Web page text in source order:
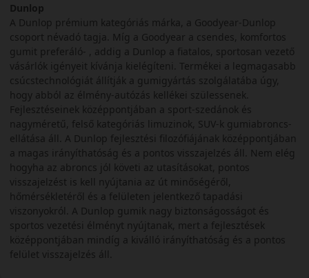
Dunlop
A Dunlop prémium kategóriás márka, a Goodyear-Dunlop
csoport névadó tagja. Míg a Goodyear a csendes, komfortos
gumit preferáló- , addig a Dunlop a fiatalos, sportosan vezető
vásárlók igényeit kívánja kielégíteni. Termékei a legmagasabb
csúcstechnológiát állítják a gumigyártás szolgálatába úgy,
hogy abból az élmény-autózás kellékei szülessenek.
Fejlesztéseinek középpontjában a sport-szedánok és
nagyméretű, felső kategóriás limuzinok, SUV-k gumiabroncs-
ellátása áll. A Dunlop fejlesztési filozófiájának középpontjában
a magas irányíthatóság és a pontos visszajelzés áll. Nem elég
hogyha az abroncs jól követi az utasításokat, pontos
visszajelzést is kell nyújtania az út minőségéről,
hőmérsékletéről és a felületen jelentkező tapadási
viszonyokról. A Dunlop gumik nagy biztonságosságot és
sportos vezetési élményt nyújtanak, mert a fejlesztések
középpontjában mindíg a kiválló irányíthatóság és a pontos
felület visszajelzés áll.